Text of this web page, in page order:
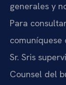
generales y
Para
comuníquese
Sr. Sris
Counsel del